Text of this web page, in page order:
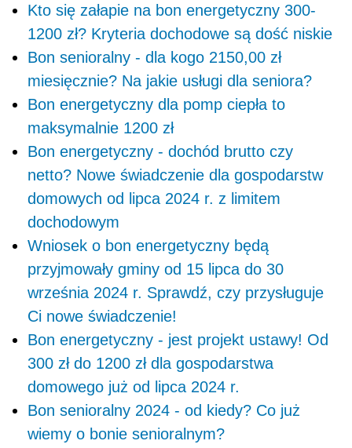
Kto się załapie na bon energetyczny 300-
1200 zł? Kryteria dochodowe są dość niskie
Bon senioralny - dla kogo 2150,00 zł
miesięcznie? Na jakie usługi dla seniora?
Bon energetyczny dla pomp ciepła to
maksymalnie 1200 zł
Bon energetyczny - dochód brutto czy
netto? Nowe świadczenie dla gospodarstw
domowych od lipca 2024 r. z limitem
dochodowym
Wniosek o bon energetyczny będą
przyjmowały gminy od 15 lipca do 30
września 2024 r. Sprawdź, czy przysługuje
Ci nowe świadczenie!
Bon energetyczny - jest projekt ustawy! Od
300 zł do 1200 zł dla gospodarstwa
domowego już od lipca 2024 r.
Bon senioralny 2024 - od kiedy? Co już
wiemy o bonie senioralnym?